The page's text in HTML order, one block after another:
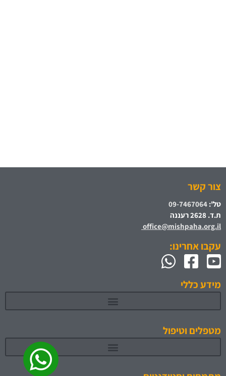
צור קשר
טל': 09-7467064
ת.ד. 2628 רעננה
office@mishpaha.org.il
עקבו אחרינו:
מידע כללי
מטפלים וטיפול